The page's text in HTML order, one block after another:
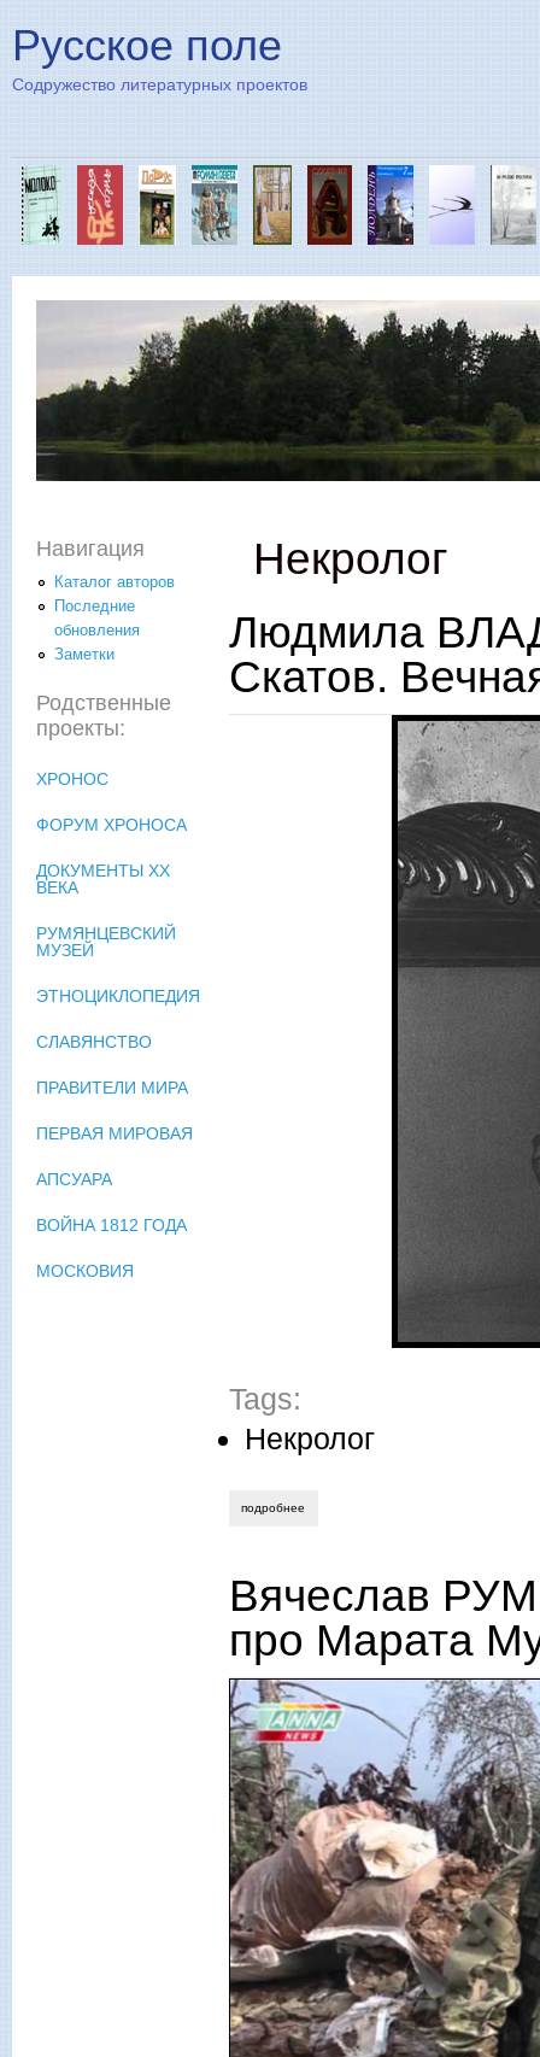
Русское поле
Содружество литературных проектов
Некролог
Людмила
Скатов.
Tags:
Некролог
подробнее
Вячеслав
про Марата
Навигация
Каталог авторов
Последние
обновления
Заметки
Родственные
проекты:
ХРОНОС
ФОРУМ ХРОНОСА
ДОКУМЕНТЫ XX
ВЕКА
РУМЯНЦЕВСКИЙ
МУЗЕЙ
ЭТНОЦИКЛОПЕДИЯ
СЛАВЯНСТВО
ПРАВИТЕЛИ МИРА
ПЕРВАЯ МИРОВАЯ
АПСУАРА
ВОЙНА 1812 ГОДА
МОСКОВИЯ